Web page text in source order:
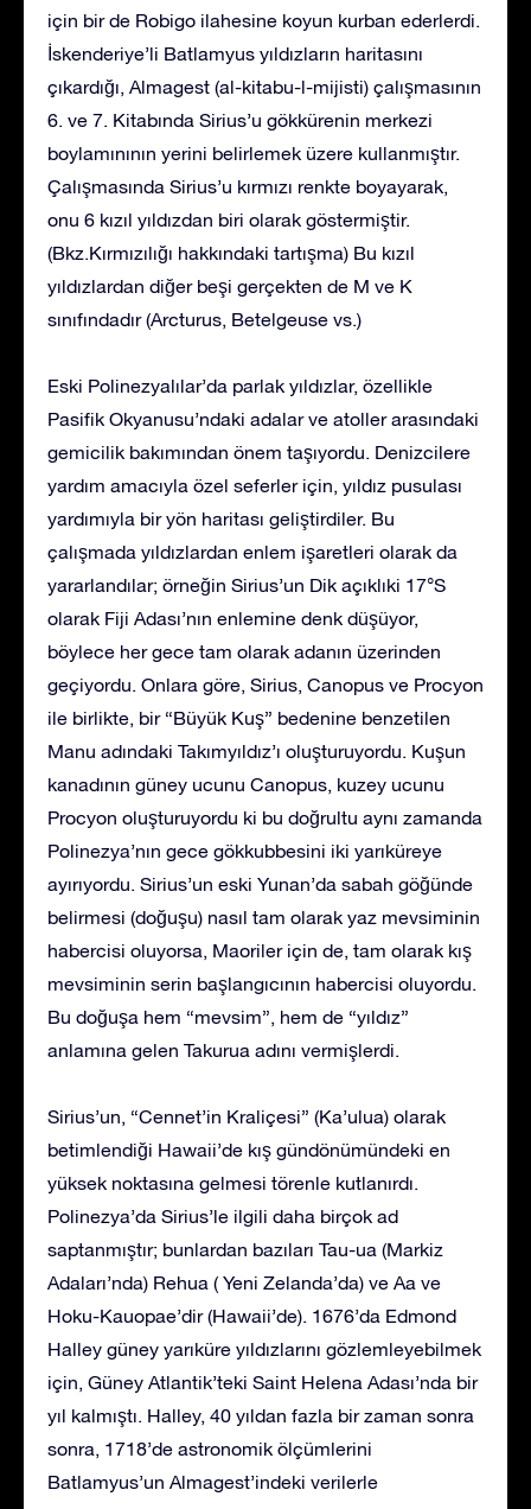
için bir de Robigo ilahesine koyun kurban ederlerdi.
İskenderiye’li Batlamyus yıldızların haritasını
çıkardığı, Almagest (al-kitabu-l-mijisti) çalışmasının
6. ve 7. Kitabında Sirius’u gökkürenin merkezi
boylamınının yerini belirlemek üzere kullanmıştır.
Çalışmasında Sirius’u kırmızı renkte boyayarak,
onu 6 kızıl yıldızdan biri olarak göstermiştir.
(Bkz.Kırmızılığı hakkındaki tartışma) Bu kızıl
yıldızlardan diğer beşi gerçekten de M ve K
sınıfındadır (Arcturus, Betelgeuse vs.)
Eski Polinezyalılar’da parlak yıldızlar, özellikle
Pasifik Okyanusu’ndaki adalar ve atoller arasındaki
gemicilik bakımından önem taşıyordu. Denizcilere
yardım amacıyla özel seferler için, yıldız pusulası
yardımıyla bir yön haritası geliştirdiler. Bu
çalışmada yıldızlardan enlem işaretleri olarak da
yararlandılar; örneğin Sirius’un Dik açıklıki 17°S
olarak Fiji Adası’nın enlemine denk düşüyor,
böylece her gece tam olarak adanın üzerinden
geçiyordu. Onlara göre, Sirius, Canopus ve Procyon
ile birlikte, bir “Büyük Kuş” bedenine benzetilen
Manu adındaki Takımyıldız’ı oluşturuyordu. Kuşun
kanadının güney ucunu Canopus, kuzey ucunu
Procyon oluşturuyordu ki bu doğrultu aynı zamanda
Polinezya’nın gece gökkubbesini iki yarıküreye
ayırıyordu. Sirius’un eski Yunan’da sabah göğünde
belirmesi (doğuşu) nasıl tam olarak yaz mevsiminin
habercisi oluyorsa, Maoriler için de, tam olarak kış
mevsiminin serin başlangıcının habercisi oluyordu.
Bu doğuşa hem “mevsim”, hem de “yıldız”
anlamına gelen Takurua adını vermişlerdi.
Sirius’un, “Cennet’in Kraliçesi” (Ka’ulua) olarak
betimlendiği Hawaii’de kış gündönümündeki en
yüksek noktasına gelmesi törenle kutlanırdı.
Polinezya’da Sirius’le ilgili daha birçok ad
saptanmıştır; bunlardan bazıları Tau-ua (Markiz
Adaları’nda) Rehua ( Yeni Zelanda’da) ve Aa ve
Hoku-Kauopae’dir (Hawaii’de). 1676’da Edmond
Halley güney yarıküre yıldızlarını gözlemleyebilmek
için, Güney Atlantik’teki Saint Helena Adası’nda bir
yıl kalmıştı. Halley, 40 yıldan fazla bir zaman sonra
sonra, 1718’de astronomik ölçümlerini
Batlamyus’un Almagest’indeki verilerle